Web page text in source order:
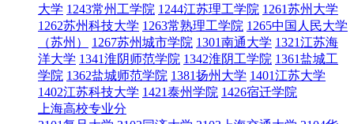
大学 1243常州工学院 1244江苏理工学院 1261苏州大学
1262苏州科技大学 1263常熟理工学院 1265中国人民大学
（苏州）
1267苏州城市学院 1301南通大学 1321江苏海
洋大学 1341淮阴师范学院 1342淮阴工学院 1361盐城工
学院 1362盐城师范学院 1381扬州大学 1401江苏大学
1402江苏科技大学 1421泰州学院 1426宿迁学院
上海高校专业分